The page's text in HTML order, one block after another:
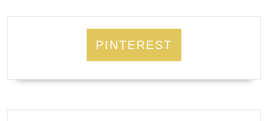
PINTEREST